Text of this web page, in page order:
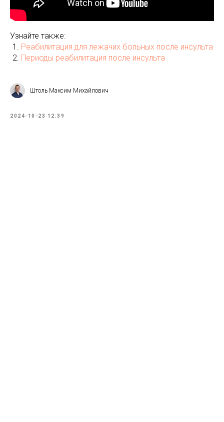
Узнайте также:
Реабилитация для лежачих больных после инсульта
Периоды реабилитация после инсульта
Штоль Максим Михайлович
2024-10-23 12:39